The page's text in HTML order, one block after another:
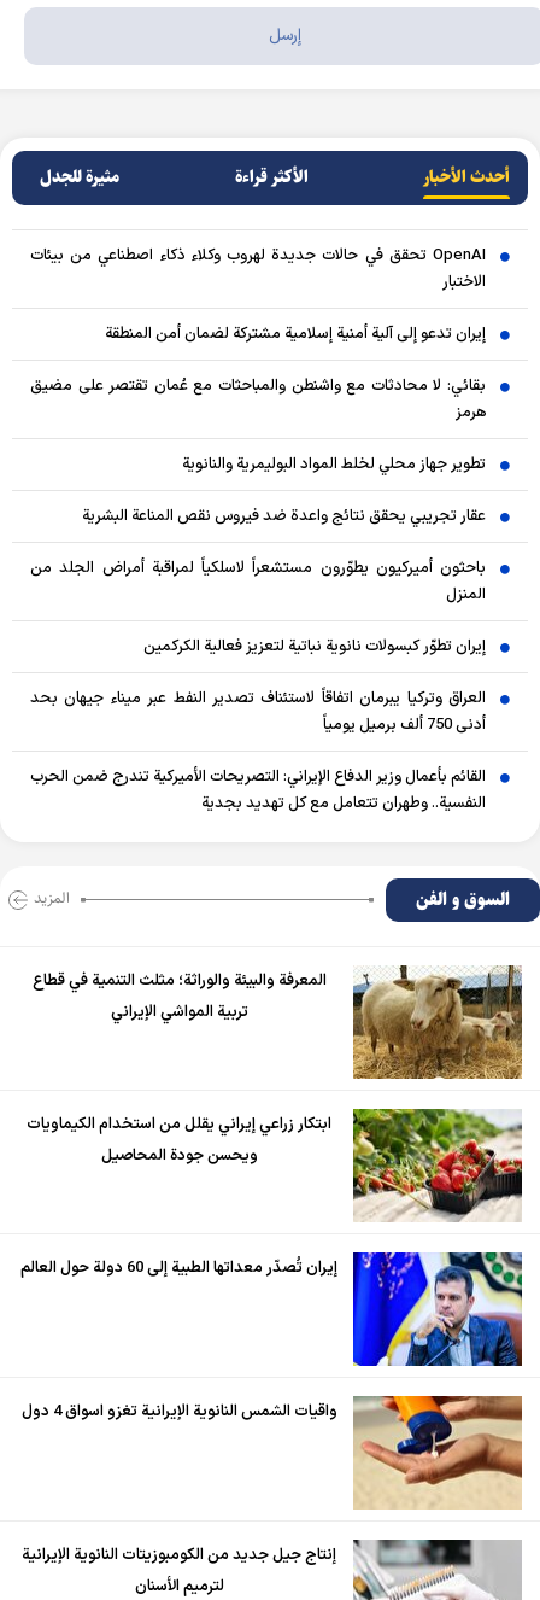
أحدث الأخبار الأکثر قراءة مثيرة للجدل
OpenAI تحقق في حالات جديدة لهروب وكلاء ذكاء اصطناعي من بيئات
الاختبار
إيران تدعو إلى آلية أمنية إسلامية مشتركة لضمان أمن المنطقة
بقائي: لا محادثات مع واشنطن والمباحثات مع عُمان تقتصر على مضيق
هرمز
تطوير جهاز محلي لخلط المواد البوليمرية والنانوية
عقار تجريبي يحقق نتائج واعدة ضد فيروس نقص المناعة البشرية
باحثون أميركيون يطوّرون مستشعراً لاسلكياً لمراقبة أمراض الجلد من
المنزل
إيران تطوّر كبسولات نانوية نباتية لتعزيز فعالية الكركمين
العراق وتركيا يبرمان اتفاقاً لاستئناف تصدير النفط عبر ميناء جيهان بحد
أدنى 750 ألف برميل يومياً
القائم بأعمال وزير الدفاع الإيراني: التصريحات الأميركية تندرج ضمن الحرب
النفسية.. وطهران تتعامل مع كل تهديد بجدية
السوق و الفن المزید
المعرفة والبيئة والوراثة؛ مثلث التنمية في قطاع
تربية المواشي الإيراني
ابتكار زراعي إيراني يقلل من استخدام الكيماويات
ويحسن جودة المحاصيل
إيران تُصدّر معداتها الطبية إلى 60 دولة حول العالم
واقيات الشمس النانوية الإيرانية تغزو اسواق 4 دول
إنتاج جيل جديد من الكومبوزيتات النانوية الإيرانية
لترميم الأسنان